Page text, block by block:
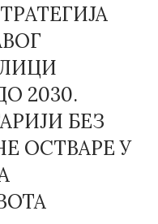
2030.
БЕЗ
ОСТВАРЕ У